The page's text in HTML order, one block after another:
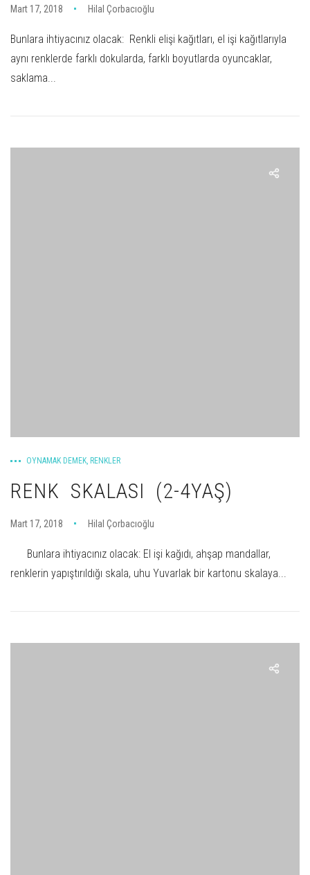
Mart 17, 2018 Hilal Çorbacıoğlu
Bunlara ihtiyacınız olacak: Renkli elişi kağıtları, el işi kağıtlarıyla
aynı renklerde farklı dokularda, farklı boyutlarda oyuncaklar,
saklama...
OYNAMAK DEMEK, RENKLER
RENK SKALASI (2-4YAŞ)
Mart 17, 2018 Hilal Çorbacıoğlu
Bunlara ihtiyacınız olacak: El işi kağıdı, ahşap mandallar,
renklerin yapıştırıldığı skala, uhu Yuvarlak bir kartonu skalaya...